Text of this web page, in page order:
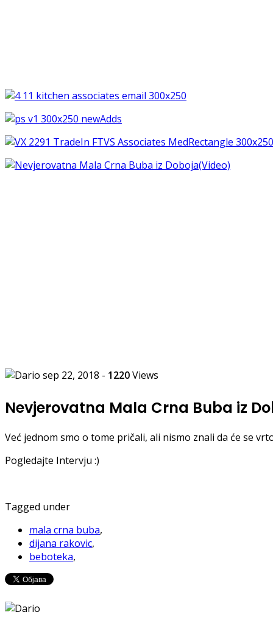
sep 22, 2018 - 1220Views
Nevjerovatna Mala Crna Buba iz
Već jednom smo o tome pričali, ali nismo znali da će se
Pogledajte Intervju :)
Tagged under
mala crna buba,
dijana rakovic,
beboteka,